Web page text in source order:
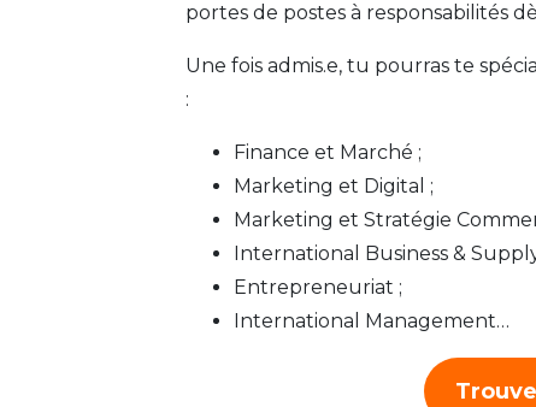
portes de postes à responsabilités
Une fois admis.e, tu pourras te
:
Finance et Marché ;
Marketing et Digital ;
Marketing et Stratégie
International Business &
Entrepreneuriat ;
International Management…